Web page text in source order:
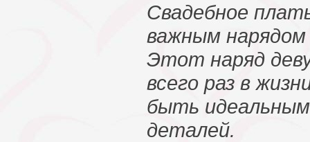
Свадебное
важным нарядом
Этот наряд
всего раз в
быть
деталей.